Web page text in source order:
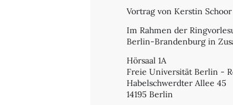
Vortrag von Kerstin
Im Rahmen der
Berlin-Brandenburg in
Hörsaal 1A
Freie Universität Berlin -
Habelschwerdter Allee 45
14195 Berlin